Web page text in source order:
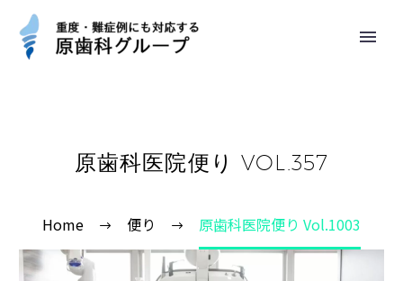
原歯科医院便り VOL.357
Home 便り 原歯科医院便り Vol.1003